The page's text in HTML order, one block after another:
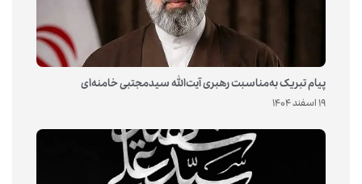
پیام تبریک به‌مناسبت رهبری آیت‌الله سیدمجتبی خامنه‌ای
19 اسفند 1404